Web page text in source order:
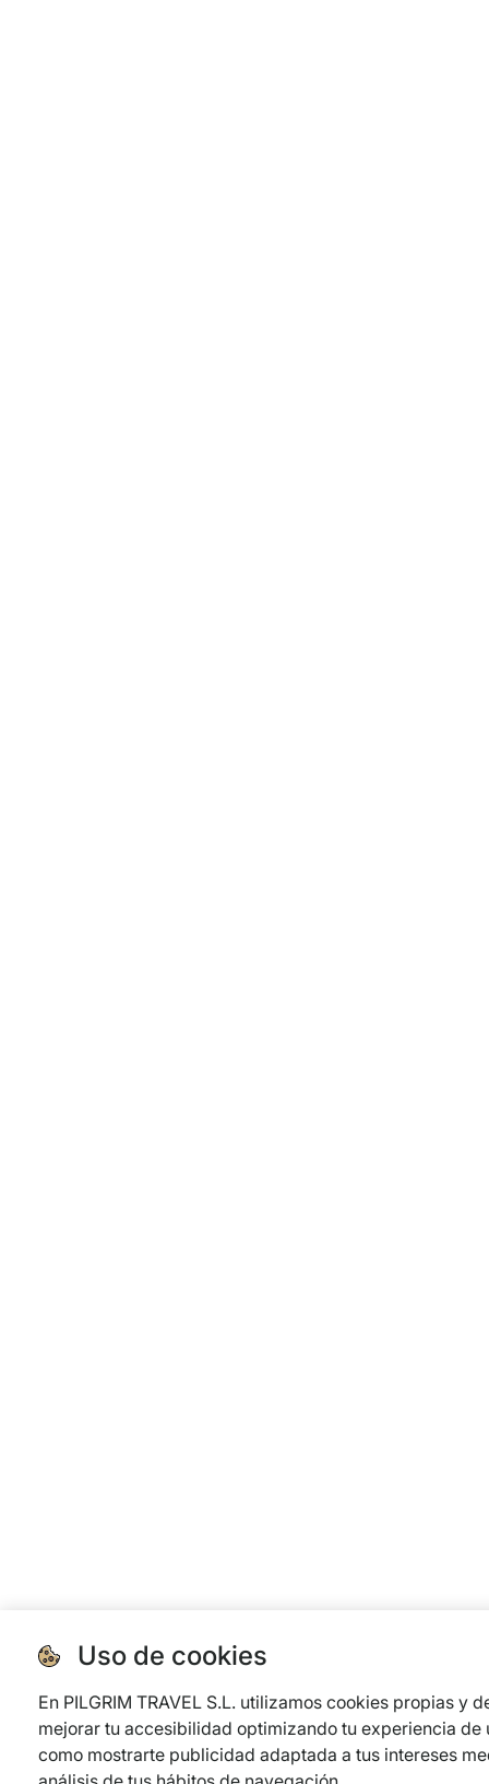
Uso de cookies
En PILGRIM TRAVEL S.L. utilizamos cookies propias y
mejorar tu accesibilidad optimizando tu experiencia de
como mostrarte publicidad adaptada a tus intereses